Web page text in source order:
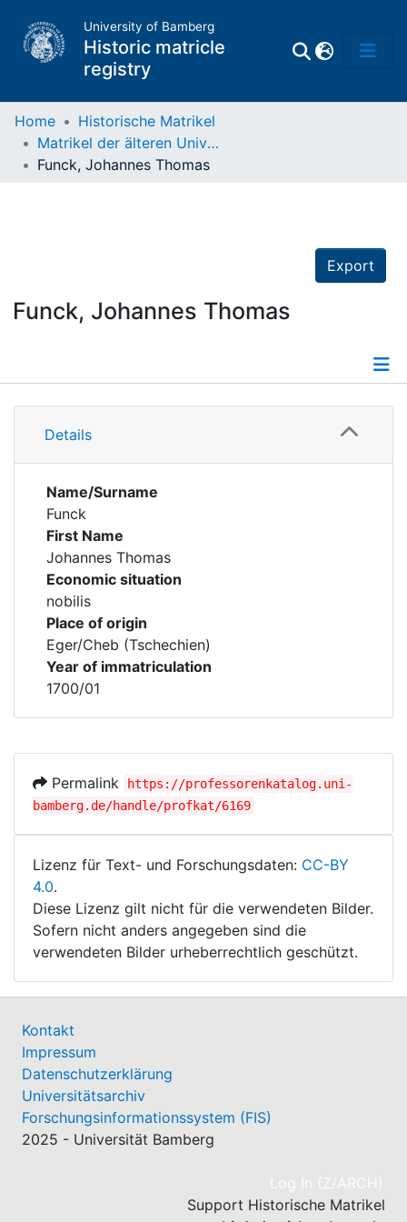
University of Bamberg
Historic matricle
registry
Matrikel
Home
Historische Matrikel
Matrikel der älteren Universität
Funck, Johannes Thomas
Export
Funck, Johannes Thomas
Details
Details
Name/Surname
Funck
First Name
Johannes Thomas
Economic situation
nobilis
Place of origin
Eger/Cheb (Tschechien)
Year of immatriculation
1700/01
Permalink
https://professorenkatalog.uni-
bamberg.de/handle/profkat/6169
Lizenz für Text- und Forschungsdaten: CC-BY
4.0.
Diese Lizenz gilt nicht für die verwendeten Bilder.
Sofern nicht anders angegeben sind die
verwendeten Bilder urheberrechtlich geschützt.
Kontakt
Impressum
Datenschutzerklärung
Universitätsarchiv
Forschungsinformationssystem (FIS)
2025 - Universität Bamberg
Log In (Z/ARCH)
Support Historische Matrikel